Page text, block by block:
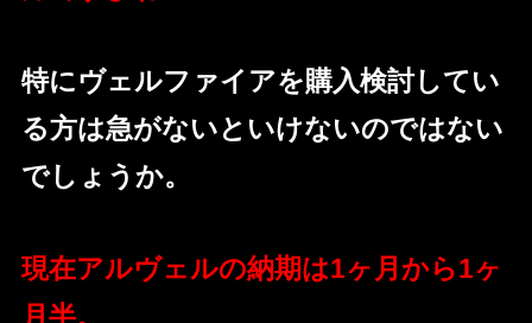
特にヴェルファイアを購入検討してい
る方は急がないといけないのではない
でしょうか。
現在アルヴェルの納期は1ヶ月から1ヶ
月半。